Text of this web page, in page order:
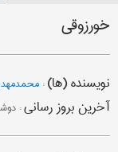
خورزوقی
نویسنده (ها):
آخرین بروز رسانی: دوشنبه 12